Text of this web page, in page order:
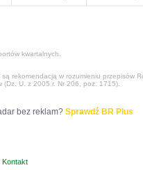
kwartalnych.
rekomendacją w rozumieniu przepisów
U. z 2005 r. Nr 206, poz. 1715).
bez reklam? Sprawdź BR Plus
Kontakt